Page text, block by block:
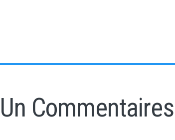
Un Commentaires